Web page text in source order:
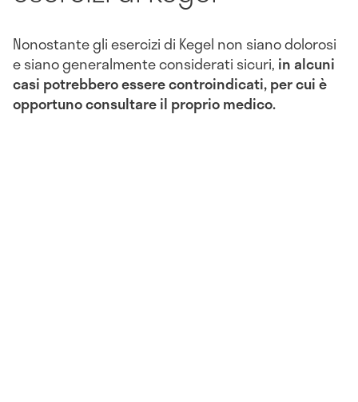
Nonostante gli esercizi di Kegel non siano dolorosi
e siano generalmente considerati sicuri, in alcuni
casi potrebbero esserecontroindicati, per cui è
opportuno consultare il proprio medico.